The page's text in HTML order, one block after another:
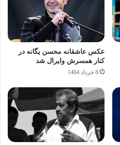
عکس عاشقانه محسن یگانه در
کنار همسرش وایرال شد
8 خرداد 1404